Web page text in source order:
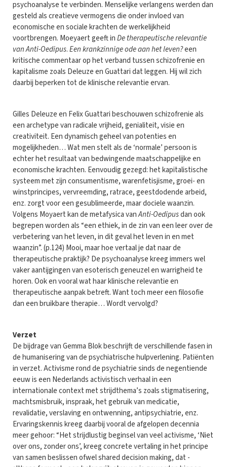
psychoanalyse te verbinden. Menselijke verlangens werden dan
gesteld als creatieve vermogens die onder invloed van
economische en sociale krachten de werkelijkheid
voortbrengen. Moeyaert geeft inDe therapeutische relevantie
van Anti-Oedipus.Een krankzinnige ode aan het leven?een
kritische commentaar op het verband tussen schizofrenie en
kapitalisme zoals Deleuze en Guattari dat leggen. Hij wil zich
daarbij beperken tot de klinische relevantie ervan.
Gilles Deleuze en Felix Guattari beschouwen schizofrenie als
een archetype van radicale vrijheid, genialiteit, visie en
creativiteit. Een dynamisch geheel van potenties en
mogelijkheden… Wat men stelt als de ‘normale’ persoon is
echter het resultaat van bedwingende maatschappelijke en
economische krachten. Eenvoudig gezegd: het kapitalistische
systeem met zijn consumentisme, warenfetisjisme, groei- en
winstprincipes, vervreemding, ratrace, geestdodende arbeid,
enz. zorgt voor een gesublimeerde, maar dociele waanzin.
Volgens Moyaert kan de metafysica vanAnti-Oedipusdan ook
begrepen worden als “een ethiek, in de zin van een leer over de
verbetering van het leven, in dit geval het leven in en met
waanzin”. (p.124) Mooi, maar hoe vertaal je dat naar de
therapeutische praktijk? De psychoanalyse kreeg immers wel
vaker aantijgingen van esoterisch geneuzel en warrigheid te
horen. Ook en vooral wat haar klinische relevantie en
therapeutische aanpak betreft. Want toch meer een filosofie
dan een bruikbare therapie… Wordt vervolgd?
Verzet
De bijdrage van Gemma Blok beschrijft de verschillende fasen in
de humanisering van de psychiatrische hulpverlening. Patiënten
in verzet. Activisme rond de psychiatrie sinds de negentiende
eeuw is een Nederlands activistisch verhaal in een
internationale context met strijdthema’s zoals stigmatisering,
machtsmisbruik, inspraak, het gebruik van medicatie,
revalidatie, verslaving en ontwenning, antipsychiatrie, enz.
Ervaringskennis kreeg daarbij vooral de afgelopen decennia
meer gehoor: “Het strijdlustig beginsel van veel activisme, ‘Niet
over ons, zonder ons’, kreeg concrete vertaling in het principe
van samen beslissen ofwel shared decision making, dat -